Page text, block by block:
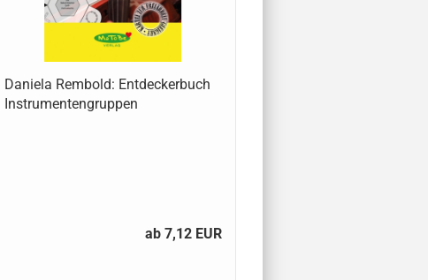
Daniela Rembold: Entdeckerbuch
Instrumentengruppen
ab 7,12 EUR